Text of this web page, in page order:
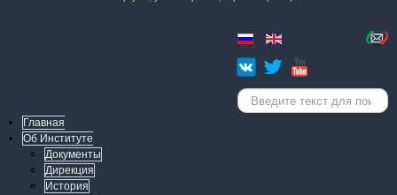
Искать...
Главная
Об Институте
Документы
Дирекция
История